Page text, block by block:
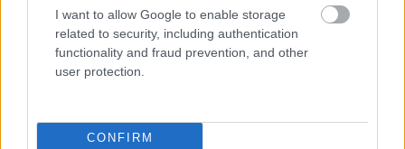
I want to allow Google to enable storage
related to security, including authentication
functionality and fraud prevention, and other
user protection.
CONFIRM
ΔΙΑΒΑΖΟΝΤΑΙ ΤΩΡΑ